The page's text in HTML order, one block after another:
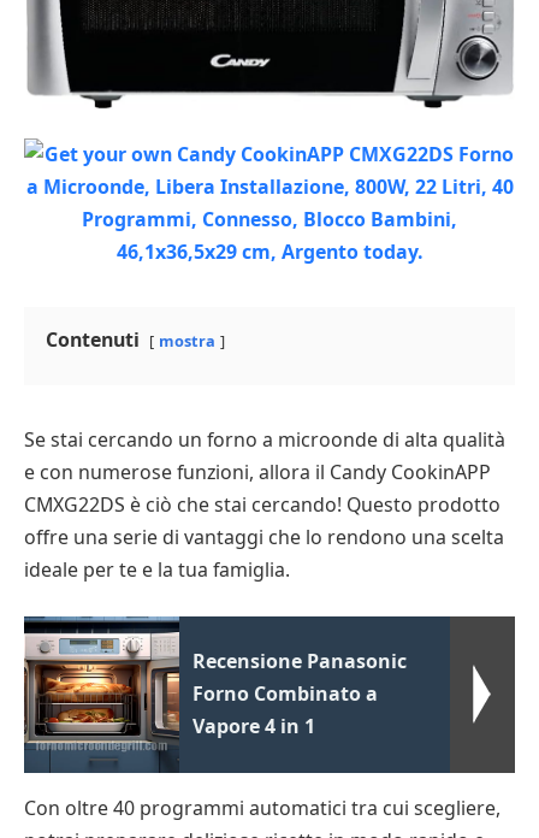
Contenuti mostra
Se stai cercando un forno a microonde di alta qualità
e con numerose funzioni, allora il Candy CookinAPP
CMXG22DS è ciò che stai cercando! Questo prodotto
offre una serie di vantaggi che lo rendono una scelta
ideale per te e la tua famiglia.
Recensione Panasonic
Forno Combinato a
Vapore 4 in 1
Con oltre 40 programmi automatici tra cui scegliere,